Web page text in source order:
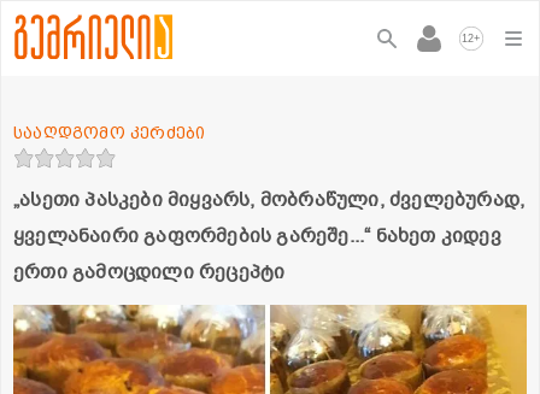
12+
„ასეთი პასკები მიყვარს, მობრაწული, ძველებურად,
ყველანაირი გაფორმების გარეშე...“ ნახეთ კიდევ
ერთი გამოცდილი რეცეპტი
სააღდგომო კერძები